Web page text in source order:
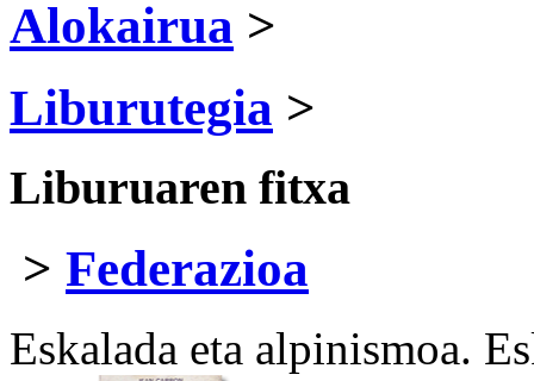
Alokairua >
Liburutegia >
Liburuaren fitxa
> Federazioa
Eskalada eta alpinismoa.